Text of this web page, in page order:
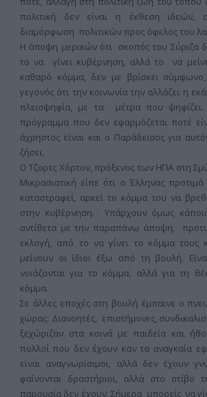
πολιτική δεν είναι η έκθεση ιδεών,
διαμόρφωση πολιτικών προς όφελος του
Η άποψη μερικών ότι σκοπός του Σύριζα
το να γίνει κυβέρνηση, αλλά το να
καθαρό κόμμα, δεν με βρίσκει
γεγονός ότι την κοινωνία την αλλάζει η
πλειοψηφία, με τα μέτρα που
πρόγραμμα που δεν εφαρμόζεται ποτέ
άχρηστος είναι και ο Παράδεισος για
ζήσει.
Ο Τζορτς Χόρτον, πρόξενος των ΗΠΑ στη
Μικρασιατική είπε ότι ο Έλληνας
καταστραφεί, αρκεί το κόμμα του να
στην κυβέρνηση. Υπάρχουν όμως
αντίθετα με την παραπάνω άποψη,
εκλογή, από το να γίνει το κόμμα τους
μείνουν οι ίδιοι έξω από τη βουλή.
νοιάζονται για το κόμμα, αλλά για τη
κόμμα.
Σε άλλες εποχές στη βουλή έμπαινε ο
χώρας: Διανοητές, επιστήμονες,
ξεχώριζαν στα κοινά με παιδεία και
πολλοί που δεν έχουν καν τα αναγκαία
είναι αναγνωρίσιμοι, αλλά δεν έχουν
φαίνονται δραστήριοι, αλλά στο στίβο
παρουσία δεν έχουν. Σήμερα μπορείς να